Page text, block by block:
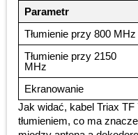
Parametr
Tłumienie przy 800 MHz
Tłumienie przy 2150
MHz
Ekranowanie
Jak widać, kabel Triax
tłumieniem, co ma